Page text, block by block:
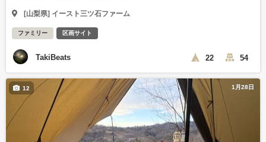
[山梨県] イースト三ツ石ファーム
ファミリー 区画サイト
TakiBeats 22 54
1月28日
12